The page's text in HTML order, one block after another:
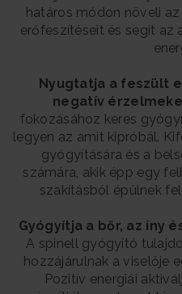
határos módon növeli
erőfeszítéseit és segít az
Nyugtatja a feszült
negatív
fokozásához keres
legyen az amit kipróbál.
gyógyítására és a
számára, akik épp egy
szakításból épülnek
Gyógyítja a bőr, az íny
A spinell gyógyító
hozzájárulnak a viselője
Pozitív energiái